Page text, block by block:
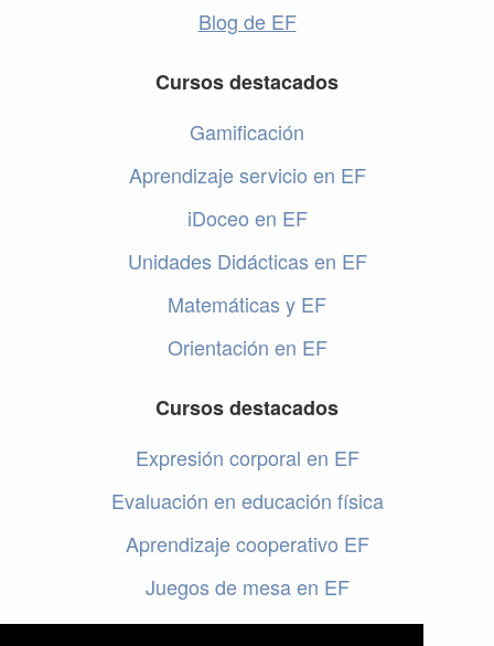
Blog de EF
Cursos destacados
Gamificación
Aprendizaje servicio en EF
iDoceo en EF
Unidades Didácticas en EF
Matemáticas y EF
Orientación en EF
Cursos destacados
Expresión corporal en EF
Evaluación en educación física
Aprendizaje cooperativo EF
Juegos de mesa en EF
Programar en EF